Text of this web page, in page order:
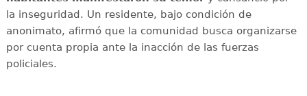
la inseguridad. Un residente, bajo condición de
anonimato, afirmó que la comunidad busca organizarse
por cuenta propia ante la inacción de las fuerzas
policiales.